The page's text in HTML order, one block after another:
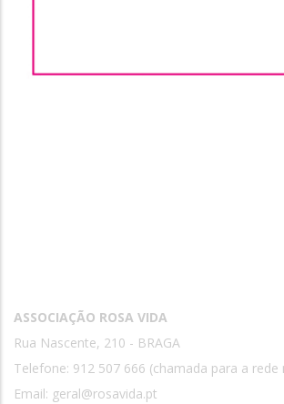
ASSOCIAÇÃO ROSA VIDA
Rua Nascente, 210 - BRAGA
Telefone: 912 507 666 (chamada para a
Email: geral@rosavida.pt